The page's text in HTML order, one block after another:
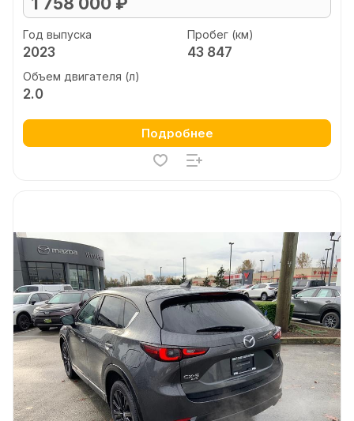
Год выпуска
2023
Пробег (км)
43 847
Объем двигателя (л)
2.0
Подробнее